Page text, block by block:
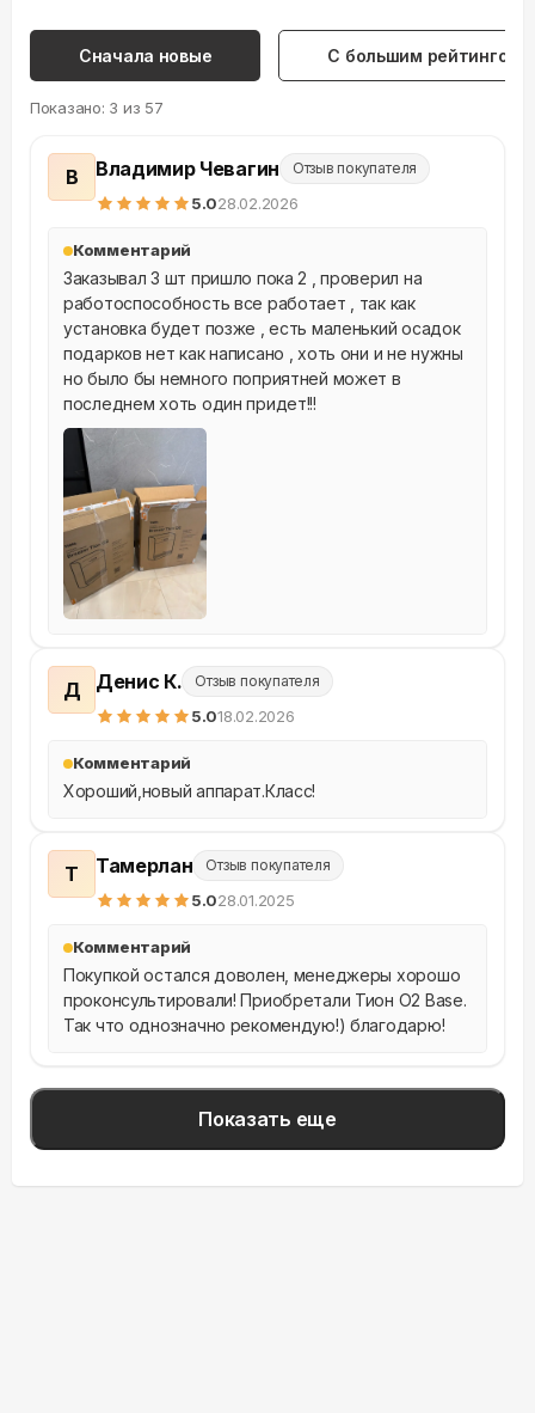
Сначала новые С большим рейтингом
Показано: 3 из 57
В Владимир Чевагин Отзыв покупателя
5.028.02.2026
Комментарий
Заказывал 3 шт пришло пока 2 , проверил на
работоспособность все работает , так как
установка будет позже , есть маленький осадок
подарков нет как написано , хоть они и не нужны
но было бы немного поприятней может в
последнем хоть один придет!!!
Д Денис К. Отзыв покупателя
5.018.02.2026
Комментарий
Хороший,новый аппарат.Класс!
Т Тамерлан Отзыв покупателя
5.028.01.2025
Комментарий
Покупкой остался доволен, менеджеры хорошо
проконсультировали! Приобретали Тион O2 Base.
Так что однозначно рекомендую!) благодарю!
Показать еще